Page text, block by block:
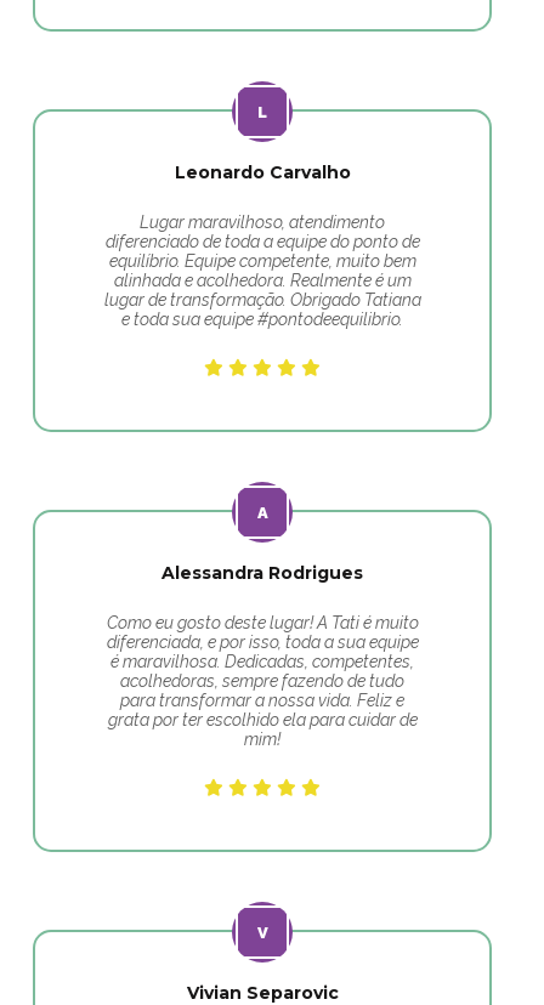
Leonardo Carvalho
Lugar maravilhoso, atendimento
diferenciado de toda a equipe do ponto de
equilíbrio. Equipe competente, muito bem
alinhada e acolhedora. Realmente é um
lugar de transformação. Obrigado Tatiana
e toda sua equipe #pontodeequilibrio.
Alessandra Rodrigues
Como eu gosto deste lugar! A Tati é muito
diferenciada, e por isso, toda a sua equipe
é maravilhosa. Dedicadas, competentes,
acolhedoras, sempre fazendo de tudo
para transformar a nossa vida. Feliz e
grata por ter escolhido ela para cuidar de
mim!
Vivian Separovic